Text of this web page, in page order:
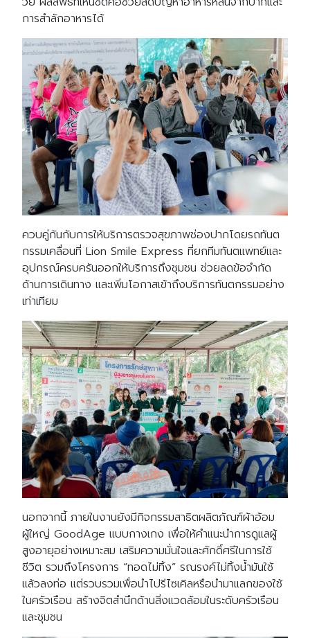
การสำลักอาหารได้
ควบคู่กันกับการให้บริการตรวจสุขภาพช่องปากโดยรถทันต
กรรมเคลื่อนที่ Lion Smile Express ที่ยกทีมทันตแพทย์และ
อุปกรณ์ครบครันออกให้บริการถึงชุมชน ช่วยลดข้อจำกัด
ด้านการเดินทาง และเพิ่มโอกาสเข้าถึงบริการทันตกรรมอย่าง
เท่าเทียม
นอกจากนี้ ภายในงานยังมีกิจกรรมสาธิตผลิตภัณฑ์ผ้าอ้อม
ผู้ใหญ่ GoodAge แบบกางเกง เพื่อให้คำแนะนำการดูแลผู้
สูงอายุอย่างเหมาะสม เสริมความมั่นใจและศักดิ์ศรีในการใช้
ชีวิต รวมถึงโครงการ “ทอดไม่ทิ้ง” รณรงค์ไม่ทิ้งน้ำมันใช้
แล้วลงท่อ แต่รวบรวมเพื่อนำไปรีไซเคิลหรือนำมาแลกของใช้
ในครัวเรือน สร้างจิตสำนึกด้านสิ่งแวดล้อมในระดับครัวเรือน
และชุมชน